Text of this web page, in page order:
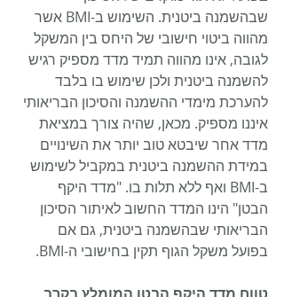
שבהשמנה ביטנית. השימוש ב-BMI אשר
מהווה ביטוי חישובי של היחס בין המשקל
לגובה, אינו מהווה תמיד מדד מספיק רגיש
להשמנה ביטנית ולכן שימוש בו בלבד
להערכת מימדי ההשמנה והסיכון הבריאותי
איננו מספיק. מכאן, שהיה צורך במציאת
מדד אחר שיבטא טוב יותר את השינויים
במידת ההשמנה ביטנית במקביל לשימוש
ב-BMI ואף ללא תלות בו. "מדד היקף
הבטן" הינו המדד החשוב לאיתור הסיכון
הבריאותי שבהשמנה ביטנית, גם אם
בפועל משקל הגוף תקין בחישובי ה-BMI.